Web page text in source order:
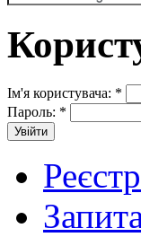
Ім'я користувача: *
Пароль: *